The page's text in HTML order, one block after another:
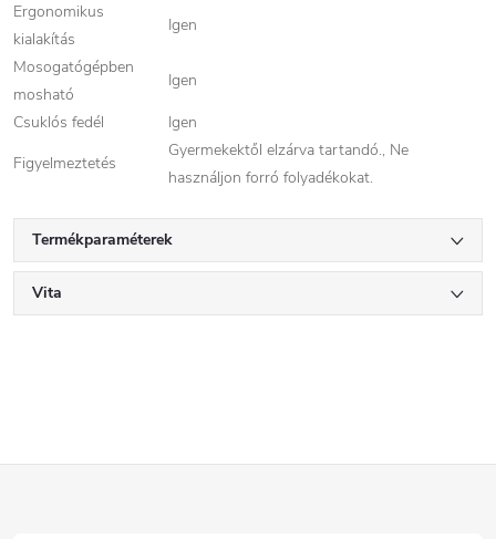
Ergonomikus
kialakítás
Igen
Mosogatógépben
mosható
Igen
Csuklós fedél
Igen
Figyelmeztetés
Gyermekektől elzárva tartandó., Ne
használjon forró folyadékokat.
Termékparaméterek
Vita